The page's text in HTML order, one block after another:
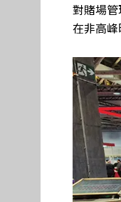
對賭場
在非高